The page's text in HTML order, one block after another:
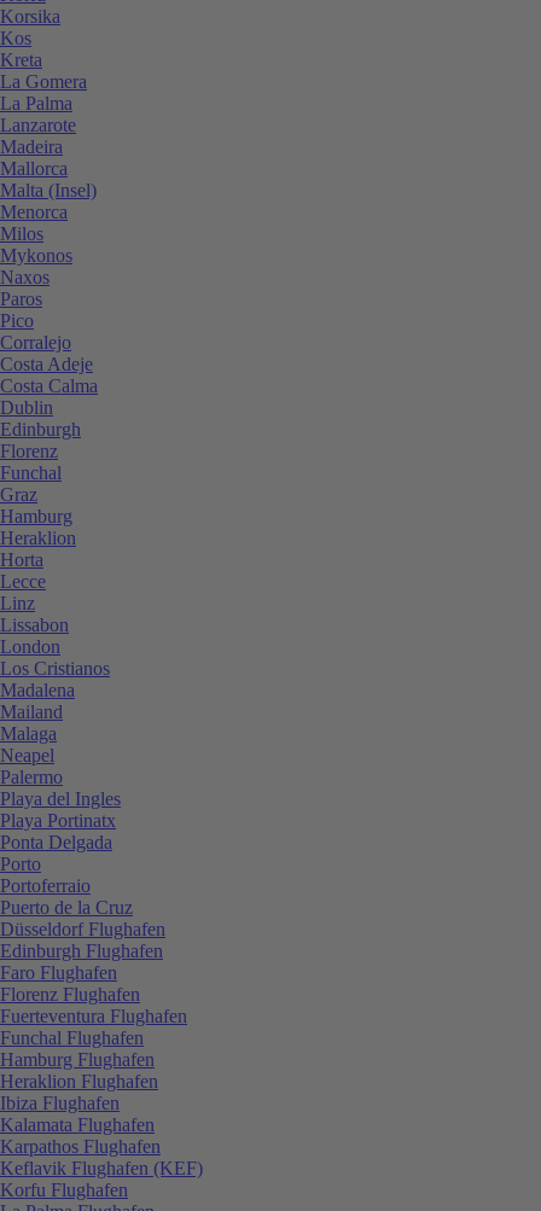
Korsika
Kos
Kreta
La Gomera
La Palma
Lanzarote
Madeira
Mallorca
Malta (Insel)
Menorca
Milos
Mykonos
Naxos
Paros
Pico
Corralejo
Costa Adeje
Costa Calma
Dublin
Edinburgh
Florenz
Funchal
Graz
Hamburg
Heraklion
Horta
Lecce
Linz
Lissabon
London
Los Cristianos
Madalena
Mailand
Malaga
Neapel
Palermo
Playa del Ingles
Playa Portinatx
Ponta Delgada
Porto
Portoferraio
Puerto de la Cruz
Düsseldorf Flughafen
Edinburgh Flughafen
Faro Flughafen
Florenz Flughafen
Fuerteventura Flughafen
Funchal Flughafen
Hamburg Flughafen
Heraklion Flughafen
Ibiza Flughafen
Kalamata Flughafen
Karpathos Flughafen
Keflavik Flughafen (KEF)
Korfu Flughafen